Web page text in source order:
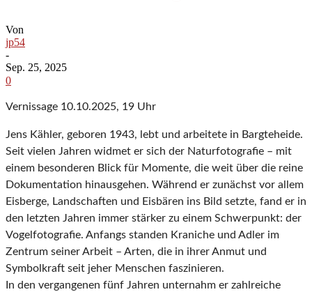
Von
jp54
-
Sep. 25, 2025
0
Vernissage 10.10.2025, 19 Uhr
Jens Kähler, geboren 1943, lebt und arbeitete in Bargteheide.
Seit vielen Jahren widmet er sich der Naturfotografie – mit
einem besonderen Blick für Momente, die weit über die reine
Dokumentation hinausgehen. Während er zunächst vor allem
Eisberge, Landschaften und Eisbären ins Bild setzte, fand er in
den letzten Jahren immer stärker zu einem Schwerpunkt: der
Vogelfotografie. Anfangs standen Kraniche und Adler im
Zentrum seiner Arbeit – Arten, die in ihrer Anmut und
Symbolkraft seit jeher Menschen faszinieren.
In den vergangenen fünf Jahren unternahm er zahlreiche